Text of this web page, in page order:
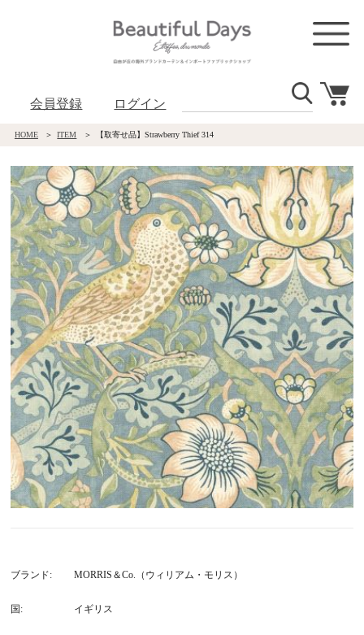
会員登録 ログイン
HOME ITEM 【取寄せ品】Strawberry Thief 314
ブランド MORRIS＆Co.（ウィリアム・モリス）
国 イギリス